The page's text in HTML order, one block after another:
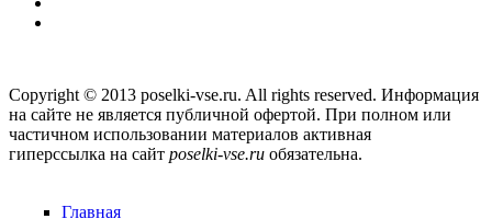
Copyright © 2013 poselki-vse.ru. All rights reserved. Информация
на сайте не является публичной офертой. При полном или
частичном использовании материалов активная
гиперссылка на сайт poselki-vse.ru​ обязательна.
Главная